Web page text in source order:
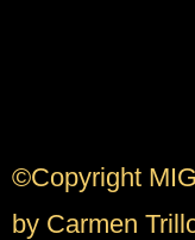
©Copyright
by Carmen